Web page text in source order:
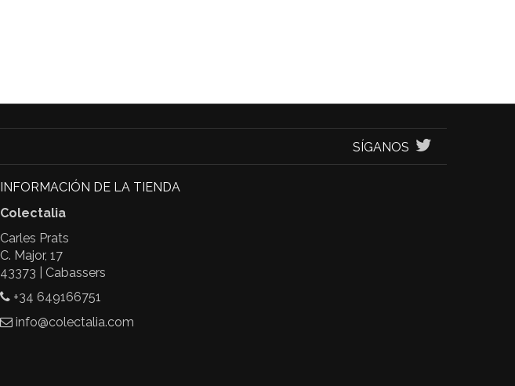
SÍGANOS
INFORMACIÓN DE LA TIENDA
Colectalia
Carles Prats
C. Major, 17
43373 | Cabassers
+34 649166751
info@colectalia.com